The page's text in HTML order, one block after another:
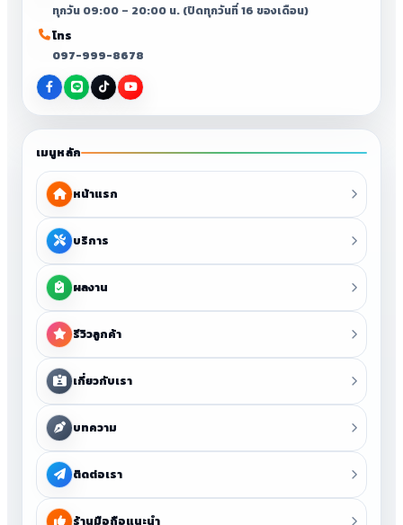
ทุกวัน 09:00 – 20:00 น. (ปิดทุกวันที่ 16 ของเดือน)
โทร
097-999-8678
เมนูหลัก
หน้าแรก
บริการ
ผลงาน
รีวิวลูกค้า
เกี่ยวกับเรา
บทความ
ติดต่อเรา
ร้านมือถือแนะนำ